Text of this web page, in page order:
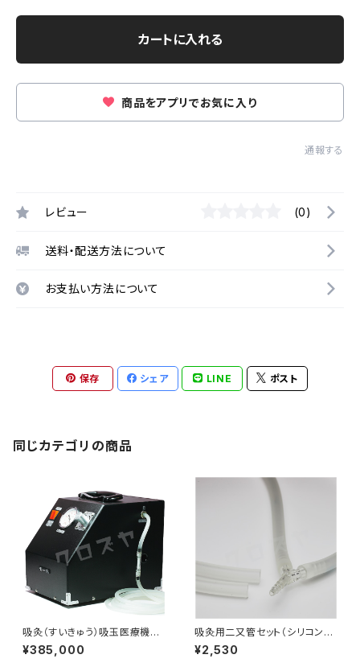
カートに入れる
商品をアプリでお気に入り
通報する
レビュー (0)
送料・配送方法について
お支払い方法について
保存 シェア LINE ポスト
同じカテゴリの商品
吸灸（すいきゅう）吸玉医療機器
｜吸灸
¥385,000
吸灸用二又管セット（シリコン）
１m｜バンキーにも使用可能｜
吸灸
¥2,530